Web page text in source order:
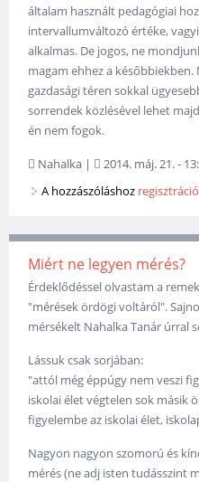
általam használt pedagógiai
intervallumváltozó értéke,
alkalmas. De jogos, ne
magam ehhez a
gazdasági téren sokkal
sorrendek közlésével lehet
én nem fogok.
Nahalka | 2014. máj. 21. -
A hozzászóláshoz regisztráció
Miért ne legyen mérés?
Érdeklődéssel olvastam a
"mérések ördögi voltáról".
mérsékelt Nahalka Tanár úrral
Lássuk csak sorjában:
"attól még éppúgy nem veszi
iskolai élet végtelen sok másik
figyelembe az iskolai élet,
Nagyon nagyon szomorú és
mérés (ne adj isten tudásszint